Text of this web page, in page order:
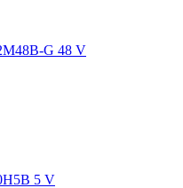
G 48 V
5 V